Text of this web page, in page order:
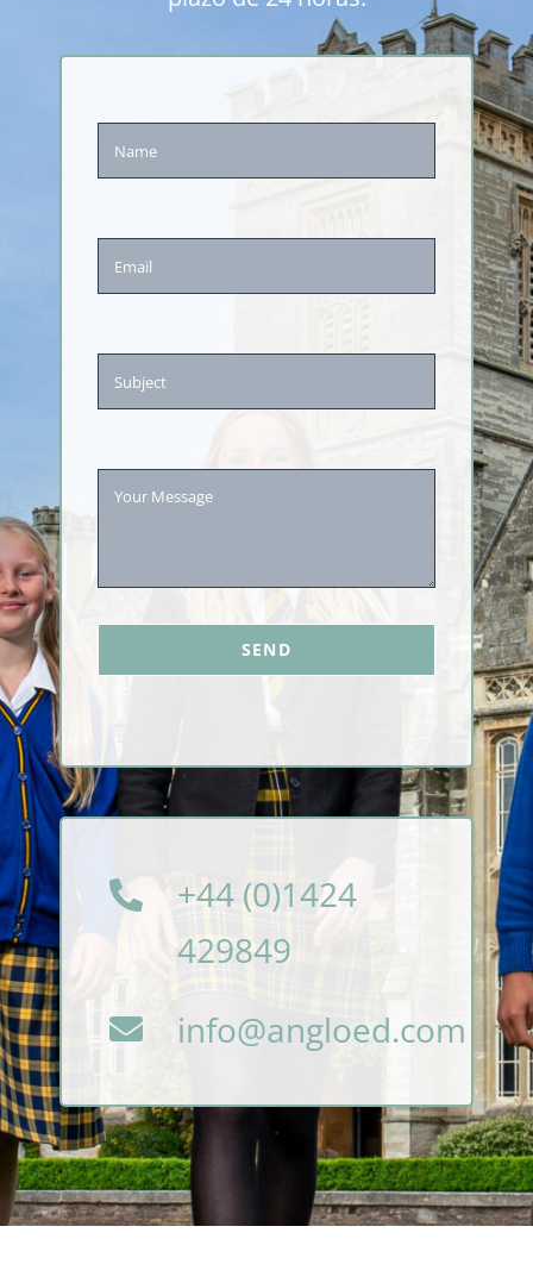
Últimas noticias
SEND
+44 (0)1424
429849
info@angloed.com